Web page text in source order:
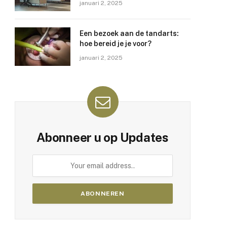
januari 2, 2025
Een bezoek aan de tandarts:
hoe bereid je je voor?
januari 2, 2025
Abonneer u op Updates